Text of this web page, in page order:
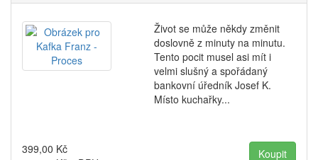
Život se může někdy změnit
doslovně z minuty na minutu.
Tento pocit musel asi mít i
velmi slušný a spořádaný
bankovní úředník Josef K.
Místo kuchařky...
399,00 Kč